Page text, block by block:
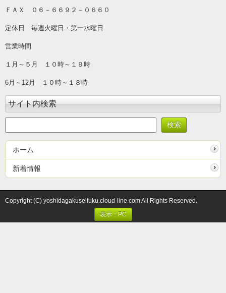
ＦＡＸ ０６－６６９２－０６６０
定休日 毎週火曜日・第一水曜日
営業時間
１月～５月 １０時～１９時
6月～12月 １０時～１８時
サイト内検索
ホーム
新着情報
Copyright (C) yoshidagakuseifuku.cloud-line.com All Rights Reserved.
表示：PC